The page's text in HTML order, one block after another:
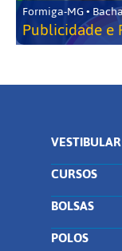
Formiga-MG •
Publicidade e
VESTIBULAR
CURSOS
BOLSAS
POLOS